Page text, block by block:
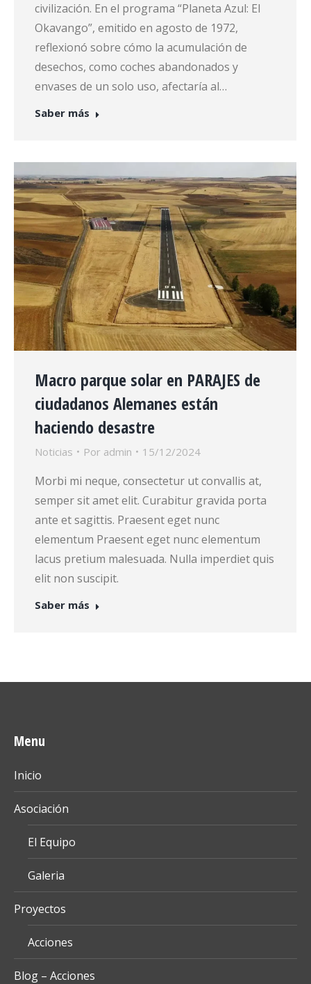
civilización. En el programa “Planeta Azul: El
Okavango”, emitido en agosto de 1972,
reflexionó sobre cómo la acumulación de
desechos, como coches abandonados y
envases de un solo uso, afectaría al…
Saber más
Macro parque solar en PARAJES de
ciudadanos Alemanes están
haciendo desastre
Noticias Por admin 15/12/2024
Morbi mi neque, consectetur ut convallis at,
semper sit amet elit. Curabitur gravida porta
ante et sagittis. Praesent eget nunc
elementum Praesent eget nunc elementum
lacus pretium malesuada. Nulla imperdiet quis
elit non suscipit.
Saber más
Menu
Inicio
Asociación
El Equipo
Galeria
Proyectos
Acciones
Blog – Acciones